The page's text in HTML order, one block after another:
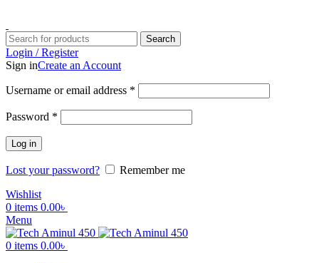
Search
Login / Register
Sign inCreate an Account
Username or email address *
Password *
Log in
Lost your password?
Remember me
Wishlist
0 items 0.00৳
Menu
0 items 0.00৳